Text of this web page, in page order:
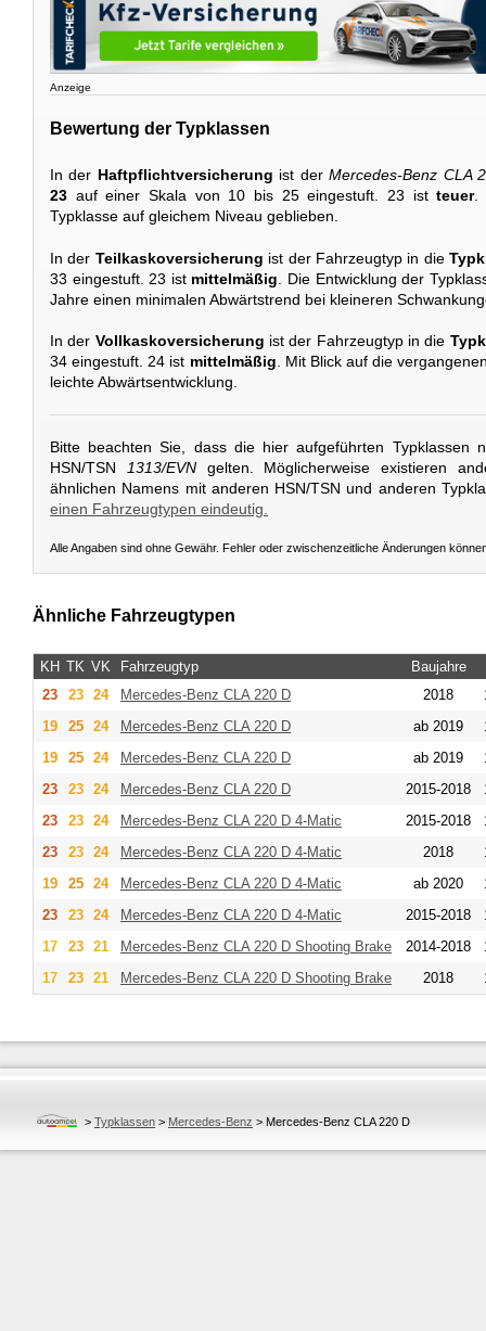
Anzeige
Bewertung der Typklassen
In der Haftpflichtversicherung ist derMercedes-Benz CLA
23 auf einer Skala von 10 bis 25 eingestuft. 23 istteuer.
Typklasse auf gleichem Niveau geblieben.
In der Teilkaskoversicherung ist der Fahrzeugtyp in die
33 eingestuft. 23 ist mittelmäßig . Die Entwicklung der
Jahre einen minimalen Abwärtstrend bei kleineren
In der Vollkaskoversicherung ist der Fahrzeugtyp in die
34 eingestuft. 24 ist mittelmäßig. Mit Blick auf die
leichte Abwärtsentwicklung.
Bitte beachten Sie, dass die hier aufgeführten Typklassen
HSN/TSN
1313/EVNgelten. Möglicherweise existieren
ähnlichen Namens mit anderen HSN/TSN und anderen
einen Fahrzeugtypen eindeutig.
Alle Angaben sind ohne Gewähr. Fehler oder zwischenzeitliche Änderungen
Ähnliche Fahrzeugtypen
KH TK VK Fahrzeugtyp
Baujahre
23
23 24 Mercedes-Benz CLA 220 D 2018
19
25 24 Mercedes-Benz CLA 220 D ab 2019
19
25 24 Mercedes-Benz CLA 220 D ab 2019
23
23 24 Mercedes-Benz CLA 220 D 2015-2018
23
23 24 Mercedes-Benz CLA 220 D 4-Matic 2015-2018
23
23 24 Mercedes-Benz CLA 220 D 4-Matic 2018
19
25 24 Mercedes-Benz CLA 220 D 4-Matic ab 2020
23
23 24 Mercedes-Benz CLA 220 D 4-Matic 2015-2018
17
23 21 Mercedes-Benz CLA 220 D Shooting Brake 2014-2018
17
23 21 Mercedes-Benz CLA 220 D Shooting Brake 2018
> Typklassen > Mercedes-Benz > Mercedes-Benz CLA 220 D